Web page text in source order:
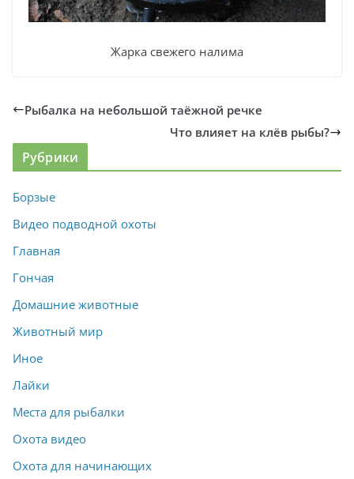
Жарка свежего налима
Рыбалка на небольшой таёжной речке
Что влияет на клёв рыбы?
Рубрики
Борзые
Видео подводной охоты
Главная
Гончая
Домашние животные
Животный мир
Иное
Лайки
Места для рыбалки
Охота видео
Охота для начинающих